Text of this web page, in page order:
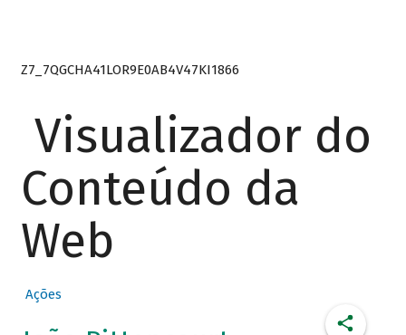
Z7_7QGCHA41LOR9E0AB4V47KI1866
Visualizador do
Conteúdo da
Web
Ações